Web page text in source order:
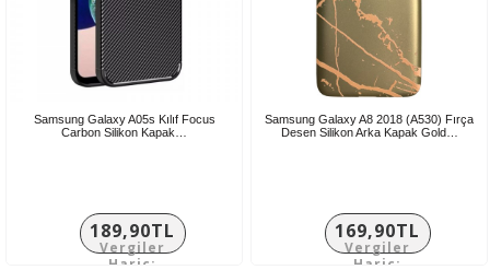
Samsung Galaxy A05s Kılıf Focus
Carbon Silikon Kapak…
189,90TL
Vergiler
Hariç:
Samsung Galaxy A8 2018 (A530) Fırça
Desen Silikon Arka Kapak Gold…
169,90TL
Vergiler
Hariç: